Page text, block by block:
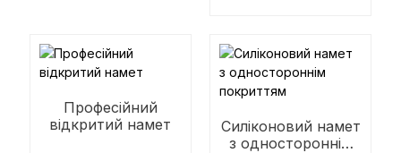
Професійний
відкритий намет
Силіконовий намет
з одностороннім